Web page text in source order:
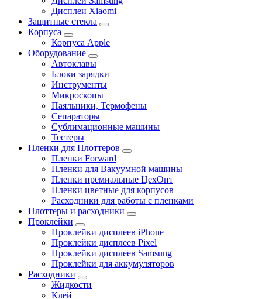
Дисплеи Xiaomi
Защитные стекла
Корпуса
Корпуса Apple
Оборудование
Автоклавы
Блоки зарядки
Инструменты
Микроскопы
Паяльники, Термофены
Сепараторы
Сублимационные машины
Тестеры
Пленки для Плоттеров
Пленки Forward
Пленки для Вакуумной машины
Пленки премиальные ЦехОпт
Пленки цветные для корпусов
Расходники для работы с пленками
Плоттеры и расходники
Проклейки
Проклейки дисплеев iPhone
Проклейки дисплеев Pixel
Проклейки дисплеев Samsung
Проклейки для аккумуляторов
Расходники
Жидкости
Клей